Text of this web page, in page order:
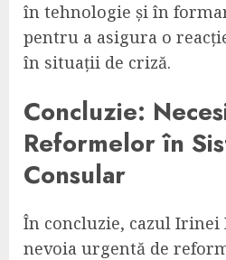
în tehnologie și în
pentru a asigura o
în situații de criză.
Concluzie:
Reformelor în
Consular
În concluzie, cazul Irinei
nevoia urgentă de